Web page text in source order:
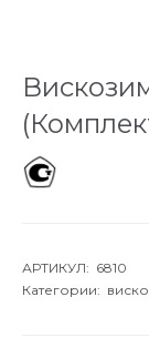
АРТИКУЛ: 6810
Категории: